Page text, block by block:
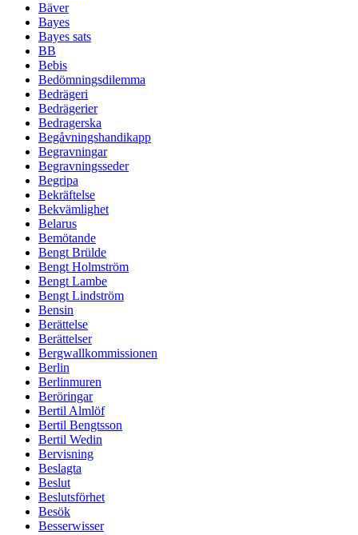
Bäver
Bayes
Bayes sats
BB
Bebis
Bedömningsdilemma
Bedrägeri
Bedrägerier
Bedragerska
Begåvningshandikapp
Begravningar
Begravningsseder
Begripa
Bekräftelse
Bekvämlighet
Belarus
Bemötande
Bengt Brülde
Bengt Holmström
Bengt Lambe
Bengt Lindström
Bensin
Berättelse
Berättelser
Bergwallkommissionen
Berlin
Berlinmuren
Beröringar
Bertil Almlöf
Bertil Bengtsson
Bertil Wedin
Bervisning
Beslagta
Beslut
Beslutsförhet
Besök
Besserwisser